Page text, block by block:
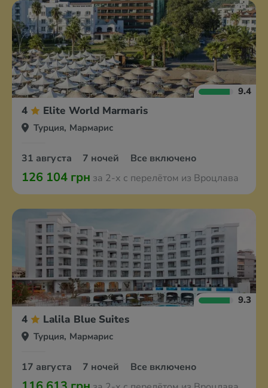
9.4
4 Elite World Marmaris
Турция, Мармарис
31 августа 7 ночей Все включено
126 104 грн за 2-х с перелётом из Вроцлава
9.3
4 Lalila Blue Suites
Турция, Мармарис
17 августа 7 ночей Все включено